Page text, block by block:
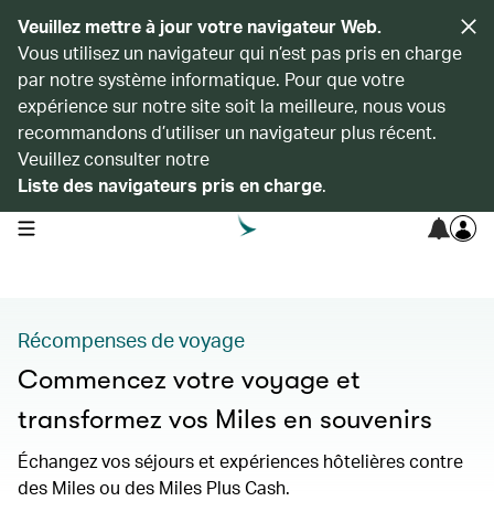
Veuillez mettre à jour votre navigateur Web.
Vous utilisez un navigateur qui n’est pas pris en charge
par notre système informatique. Pour que votre
expérience sur notre site soit la meilleure, nous vous
recommandons d’utiliser un navigateur plus récent.
Veuillez consulter notre
Liste des navigateurs pris en charge.
open navigation menu
Récompenses de voyage
Commencez votre voyage et
transformez vos Miles en souvenirs
Échangez vos séjours et expériences hôtelières contre
des Miles ou des Miles Plus Cash.